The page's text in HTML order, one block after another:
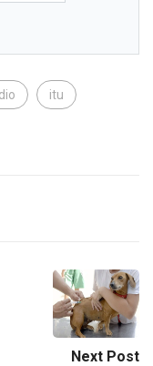
itu
Next Post